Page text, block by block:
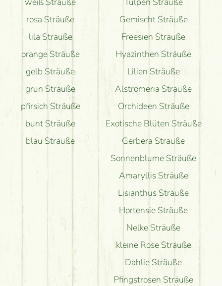
rosa Sträuße
lila Sträuße
orange Sträuße
gelb Sträuße
grün Sträuße
pfirsich Sträuße
bunt Sträuße
blau Sträuße
Gemischt Sträuße
Freesien Sträuße
Hyazinthen Sträuße
Lilien Sträuße
Alstromeria Sträuße
Orchideen Sträuße
Exotische Blüten Sträuße
Gerbera Sträuße
Sonnenblume Sträuße
Amaryllis Sträuße
Lisianthus Sträuße
Hortensie Sträuße
Nelke Sträuße
kleine Rose Sträuße
Dahlie Sträuße
Pfingstrosen Sträuße